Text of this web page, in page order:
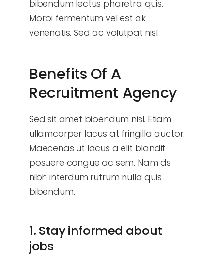
bibendum lectus pharetra quis.
Morbi fermentum vel est ak
venenatis. Sed ac volutpat nisl.
Benefits Of A
Recruitment Agency
Sed sit amet bibendum nisl. Etiam
ullamcorper lacus at fringilla auctor.
Maecenas ut lacus a elit blandit
posuere congue ac sem. Nam ds
nibh interdum rutrum nulla quis
bibendum.
1. Stay informed about
jobs